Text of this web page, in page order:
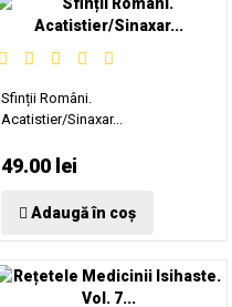
Sfinții Români.
Acatistier/Sinaxar...
49.00 lei
Adaugă în coș